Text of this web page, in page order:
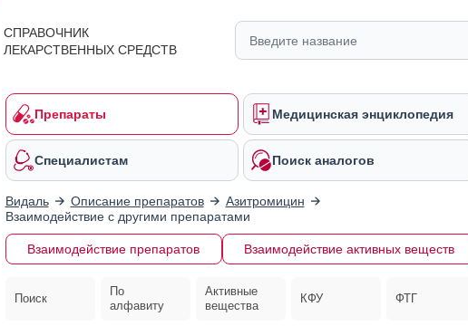
СПРАВОЧНИК
ЛЕКАРСТВЕННЫХ СРЕДСТВ
Препараты Медицинская энциклопедия
Специалистам Поиск аналогов
Видаль Описание препаратов
Азитромицин
Взаимодействие с другими препаратами
Взаимодействие препаратов Взаимодействие активных веществ
Поиск
По
алфавиту
Активные
вещества
КФУ ФТГ